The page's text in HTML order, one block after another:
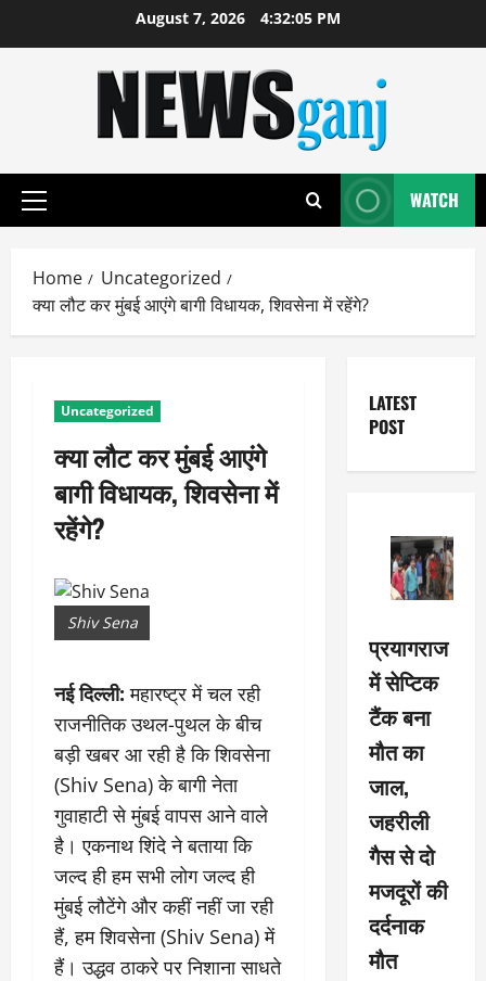
August 7, 2026 4:32:06 PM
Primary
WATCH
Home
Uncategorized
क्या लौट कर मुंबई आएंगे बागी विधायक, शिवसेना में रहेंगे?
Uncategorized
क्या लौट कर मुंबई आएंगे
बागी विधायक, शिवसेना में
रहेंगे?
Shiv Sena
नई दिल्ली: महारष्ट्र में चल रही
राजनीतिक उथल-पुथल के बीच
बड़ी खबर आ रही है कि शिवसेना
(Shiv Sena) के बागी नेता
गुवाहाटी से मुंबई वापस आने वाले
है। एकनाथ शिंदे ने बताया कि
जल्द ही हम सभी लोग जल्द ही
मुंबई लौटेंगे और कहीं नहीं जा रही
हैं, हम शिवसेना (Shiv Sena) में
हैं। उद्धव ठाकरे पर निशाना साधते
LATEST
POST
प्रयागराज
में सेप्टिक
टैंक बना
मौत का
जाल,
जहरीली
गैस से दो
मजदूरों की
दर्दनाक
मौत